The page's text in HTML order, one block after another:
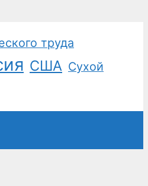
труда
США Сухой